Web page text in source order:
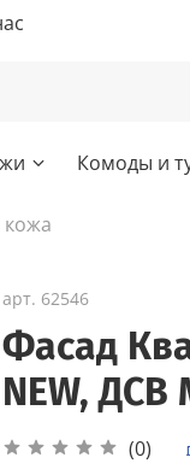
Комоды и
кожа
арт. 62546
Фасад
NEW, ДСВ
(0)